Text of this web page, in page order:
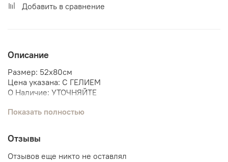
Добавить в сравнение
Описание
Размер: 52х80см
Цена указана: С ГЕЛИЕМ
О Наличие: УТОЧНЯЙТЕ
Мы поможем собрать связку шаров под данную фигуру.
Мышь
Мышка
Летучая мышь
Показать полностью
Отзывы
Отзывов еще никто не оставлял